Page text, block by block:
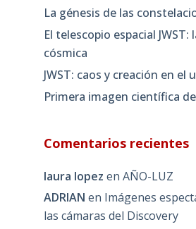
La génesis de las
El telescopio espacial JWST:
cósmica
JWST: caos y creación en el
Primera imagen científica
Comentarios recientes
laura lopez en AÑO-LUZ
ADRIAN en Imágenes
las cámaras del Discovery